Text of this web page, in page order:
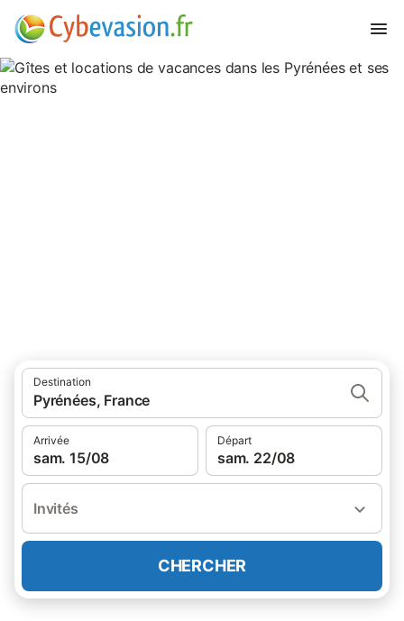
Destination
Pyrénées, France
Arrivée
sam. 15/08
Départ
sam. 22/08
Invités
CHERCHER